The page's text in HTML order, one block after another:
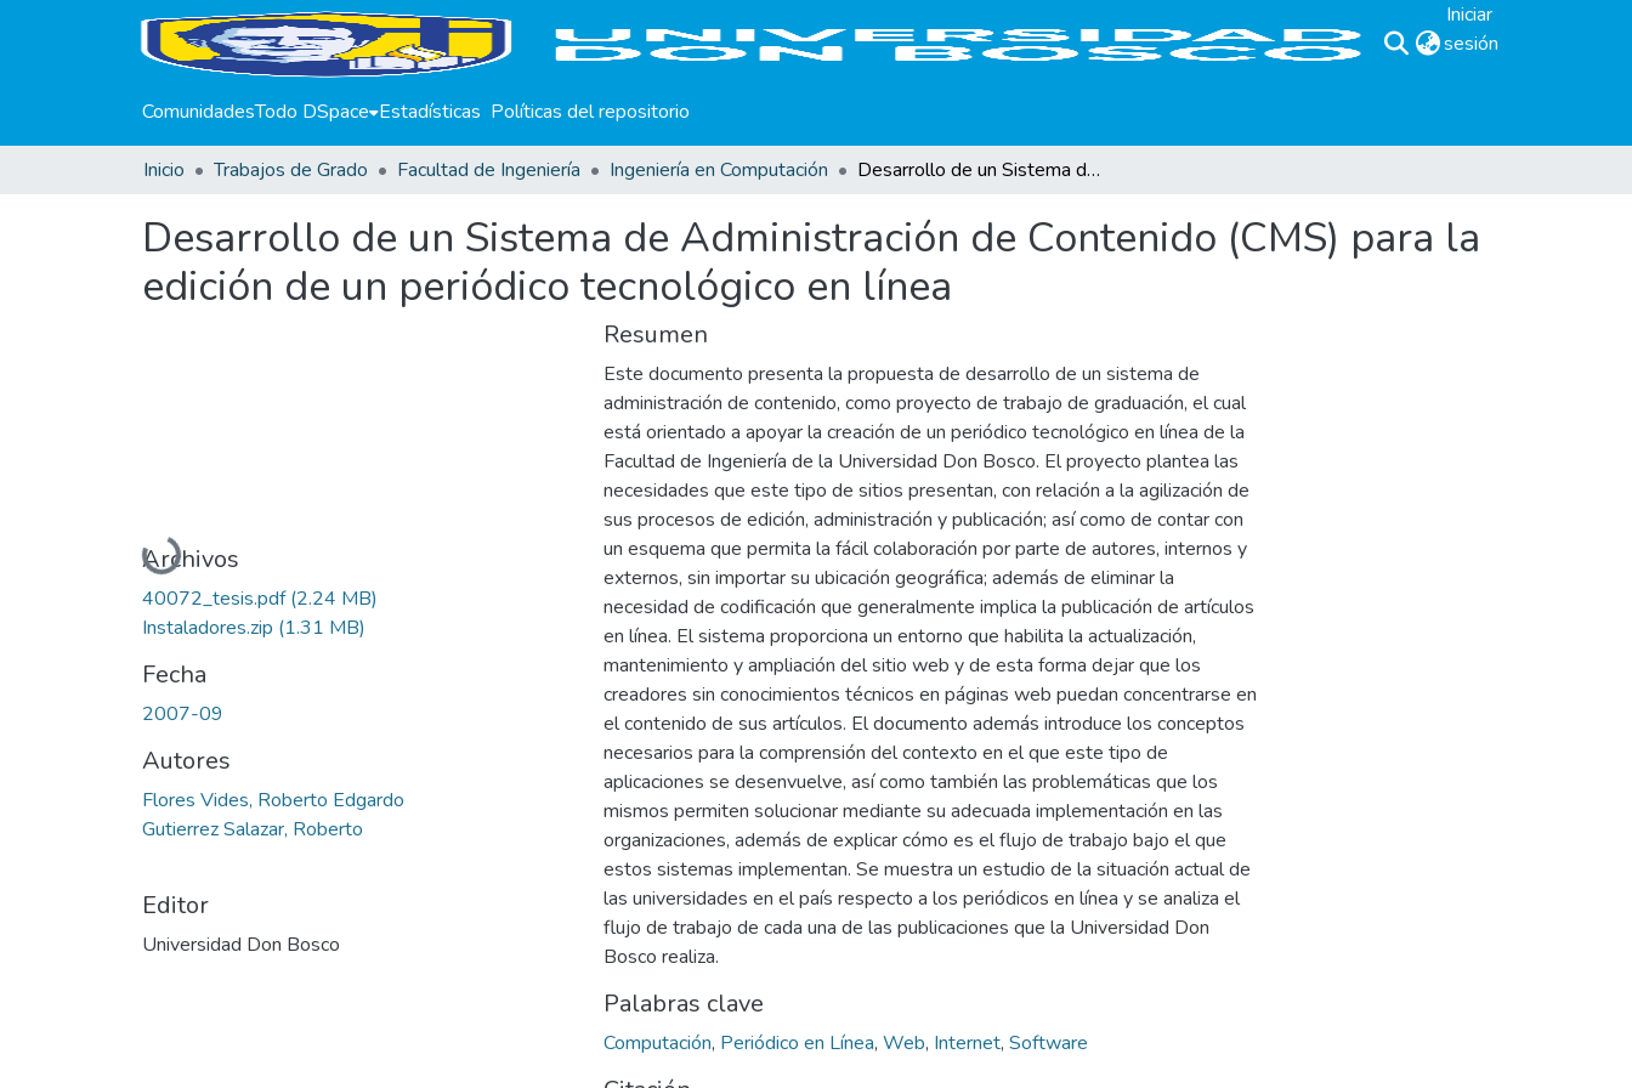
Iniciar
sesión
ComunidadesTodo DSpace Estadísticas Políticas del repositorio
Inicio Trabajos de Grado Facultad de Ingeniería Ingeniería en Computación Desarrollo de un Sistema de Administración de Contenido (CMS) para la edición de un periódico tecnológico en línea
Desarrollo de un Sistema de Administración de Contenido (CMS) para la
edición de un periódico tecnológico en línea
Cargando...
Archivos
40072_tesis.pdf(2.24 MB)
Instaladores.zip (1.31 MB)
Fecha
2007-09
Autores
Flores Vides, Roberto Edgardo
Gutierrez Salazar, Roberto
Editor
Universidad Don Bosco
Resumen
Este documento presenta la propuesta de desarrollo de un sistema de
administración de contenido, como proyecto de trabajo de graduación, el cual
está orientado a apoyar la creación de un periódico tecnológico en línea de la
Facultad de Ingeniería de la Universidad Don Bosco. El proyecto plantea las
necesidades que este tipo de sitios presentan, con relación a la agilización de
sus procesos de edición, administración y publicación; así como de contar con
un esquema que permita la fácil colaboración por parte de autores, internos y
externos, sin importar su ubicación geográfica; además de eliminar la
necesidad de codificación que generalmente implica la publicación de artículos
en línea. El sistema proporciona un entorno que habilita la actualización,
mantenimiento y ampliación del sitio web y de esta forma dejar que los
creadores sin conocimientos técnicos en páginas web puedan concentrarse en
el contenido de sus artículos. El documento además introduce los conceptos
necesarios para la comprensión del contexto en el que este tipo de
aplicaciones se desenvuelve, así como también las problemáticas que los
mismos permiten solucionar mediante su adecuada implementación en las
organizaciones, además de explicar cómo es el flujo de trabajo bajo el que
estos sistemas implementan. Se muestra un estudio de la situación actual de
las universidades en el país respecto a los periódicos en línea y se analiza el
flujo de trabajo de cada una de las publicaciones que la Universidad Don
Bosco realiza.
Palabras clave
Computación, Periódico en Línea, Web, Internet, Software